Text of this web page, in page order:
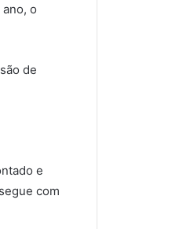
o
de
e
com